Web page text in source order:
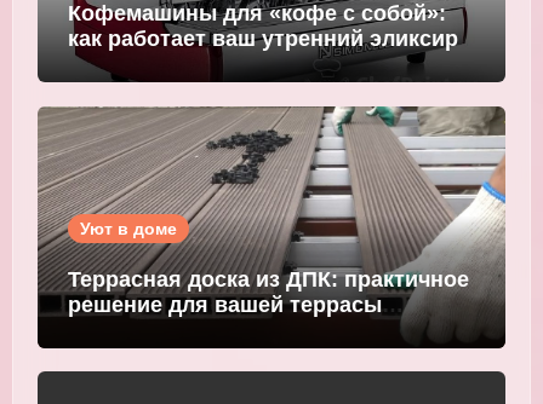
Кофемашины для «кофе с собой»:
как работает ваш утренний эликсир
Уют в доме
Террасная доска из ДПК: практичное
решение для вашей террасы